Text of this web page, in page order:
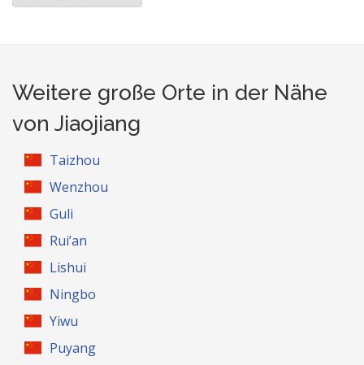
Weitere große Orte in der Nähe
von Jiaojiang
Taizhou
Wenzhou
Guli
Rui’an
Lishui
Ningbo
Yiwu
Puyang